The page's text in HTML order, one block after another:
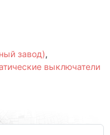
завод),
выключатели